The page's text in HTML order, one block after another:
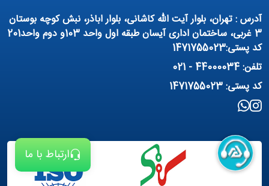
ارتباط با ما
تهویه مطبوع
پمپ هواده
پمپ وکیوم
فیلتراسیون و تصفیه
منبع آب (تانکر آب)
مواد شیمیایی
آدرس : تهران، بلوار آیت الله کاشانی، بلوار اباذر، نبش کوچه بوستان
3 غربی، ساختمان اداری آیسان طبقه اول واحد 103و دوم واحد201
کد پستی:1471755023
تلفن: 44000034 - 021
کد پستی: 1471755023